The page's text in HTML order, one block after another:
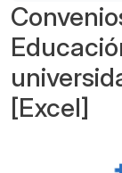
[Excel]